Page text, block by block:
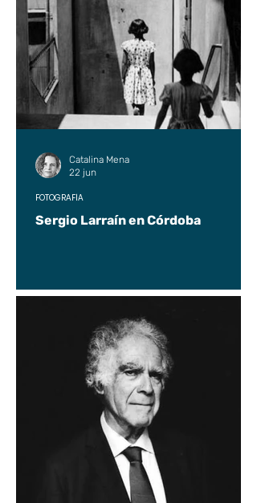
Sergio Larraín en Córdoba
FOTOGRAFÍA
Catalina Mena
22 jun